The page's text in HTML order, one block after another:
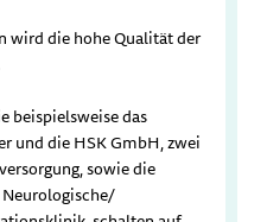
wird die hohe Qualität der
beispielsweise das
und die HSK GmbH, zwei
sowie die